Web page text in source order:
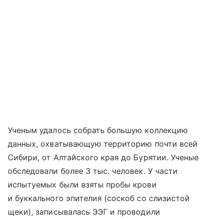
Ученым удалось собрать большую коллекцию
данных, охватывающую территорию почти всей
Сибири, от Алтайского края до Бурятии. Ученые
обследовали более 3 тыс. человек. У части
испытуемых были взяты пробы крови
и буккального эпителия (соскоб со слизистой
щеки), записывалась ЭЭГ и проводили